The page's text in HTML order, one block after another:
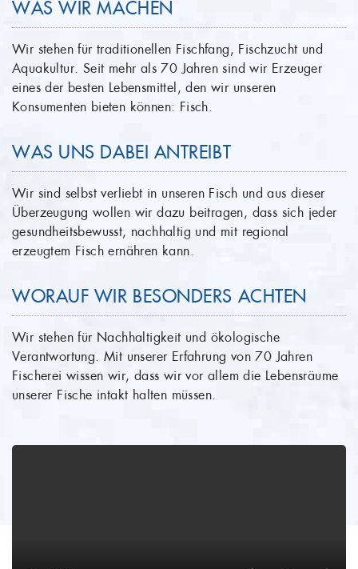
WAS WIR MACHEN
Wir stehen für traditionellen Fischfang, Fischzucht und
Aquakultur. Seit mehr als 70 Jahren sind wir Erzeuger
eines der besten Lebensmittel, den wir unseren
Konsumenten bieten können: Fisch.
WAS UNS DABEI ANTREIBT
Wir sind selbst verliebt in unseren Fisch und aus dieser
Überzeugung wollen wir dazu beitragen, dass sich jeder
gesundheitsbewusst, nachhaltig und mit regional
erzeugtem Fisch ernähren kann.
WORAUF WIR BESONDERS ACHTEN
Wir stehen für Nachhaltigkeit und ökologische
Verantwortung. Mit unserer Erfahrung von 70 Jahren
Fischerei wissen wir, dass wir vor allem die Lebensräume
unserer Fische intakt halten müssen.